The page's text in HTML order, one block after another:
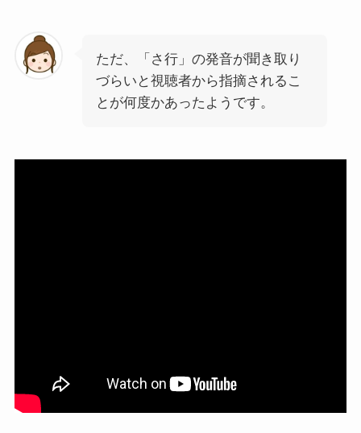
ただ、「さ行」の発音が聞き取り
づらいと視聴者から指摘されるこ
とが何度かあったようです。